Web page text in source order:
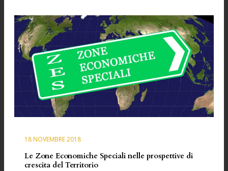
18 NOVEMBRE 2018
Le Zone Economiche Speciali nelle prospettive di
crescita del Territorio